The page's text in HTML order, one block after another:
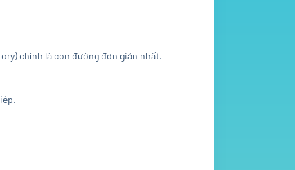
chính là con đường đơn giản nhất.